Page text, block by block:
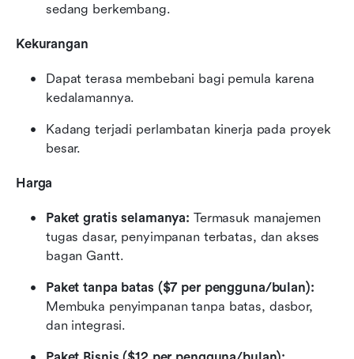
sedang berkembang.
Kekurangan
Dapat terasa membebani bagi pemula karena
kedalamannya.
Kadang terjadi perlambatan kinerja pada proyek
besar.
Harga
Paket gratis selamanya: Termasuk manajemen
tugas dasar, penyimpanan terbatas, dan akses
bagan Gantt.
Paket tanpa batas ($7 per pengguna/bulan):
Membuka penyimpanan tanpa batas, dasbor,
dan integrasi.